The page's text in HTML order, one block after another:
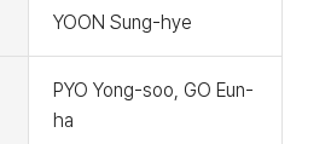
YOON Sung-hye
PYO Yong-soo, GO Eun-
ha